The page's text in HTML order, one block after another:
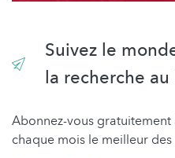
Suivez le
la recherche
Abonnez-vous
chaque mois le meilleur